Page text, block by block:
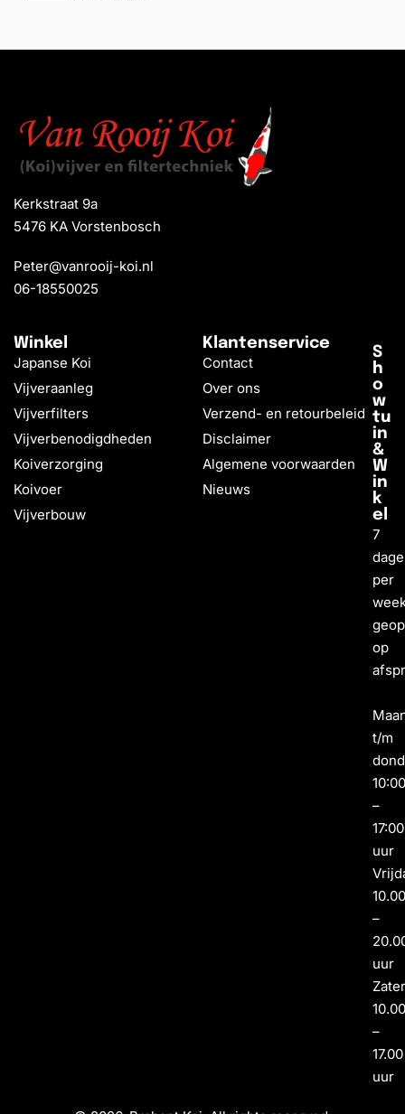
Kerkstraat 9a
5476 KA Vorstenbosch
Peter@vanrooij-koi.nl
06-18550025
Winkel
Japanse Koi
Vijveraanleg
Vijverfilters
Vijverbenodigdheden
Koiverzorging
Koivoer
Vijverbouw
Klantenservice
Contact
Over ons
Verzend- en retourbeleid
Disclaimer
Algemene voorwaarden
Nieuws
S
h
o
w
tu
in
&
W
in
k
el
7
per
op
t/m
–
17:00
uur
–
uur
–
17.00
uur